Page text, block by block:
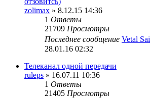
zolimax » 8.12.15 14:36
1 Ответы
21709 Просмотры
Последнее сообщение Vetal Sai
28.01.16 02:32
Телеканал одной передачи
ruleps » 16.07.11 10:36
1 Ответы
21405 Просмотры